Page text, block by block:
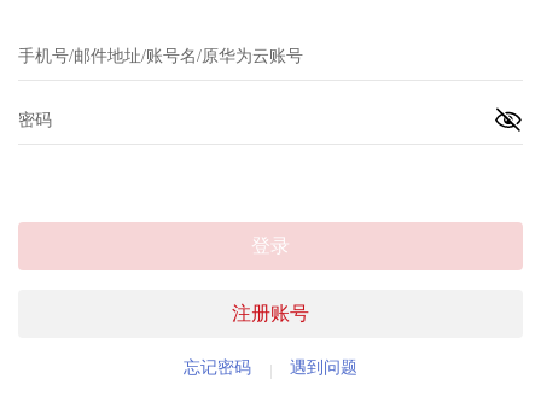
注册账号
登录
忘记密码 遇到问题